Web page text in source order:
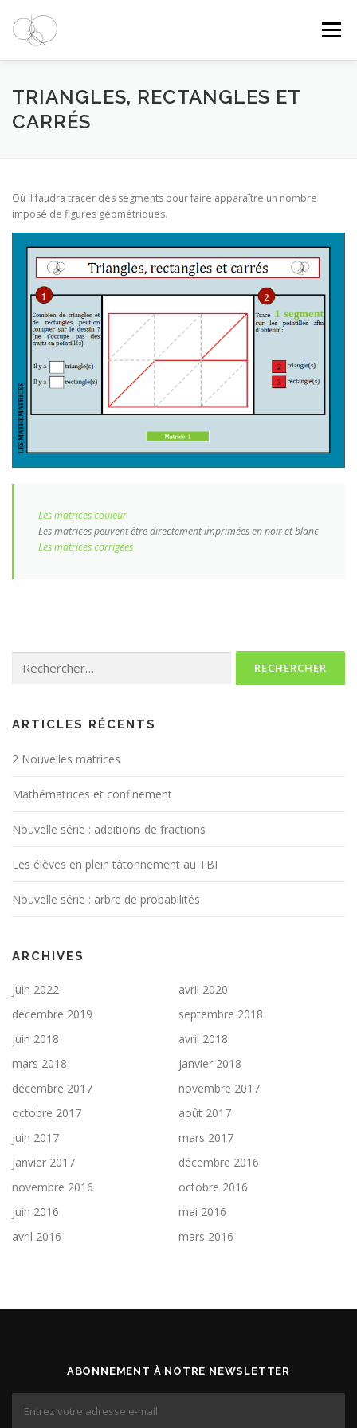
contenu
Menu
ACTUALITÉS CYCLES
CONTACT
TRIANGLES, RECTANGLES ET
CARRÉS
Où il faudra tracer des segments pour faire apparaître un nombre
imposé de figures géométriques.
Les matrices couleur
Les matrices peuvent être directement imprimées en noir et blanc
Les matrices corrigées
ARTICLES RÉCENTS
2 Nouvelles matrices
Mathématrices et confinement
Nouvelle série : additions de fractions
Les élèves en plein tâtonnement au TBI
Nouvelle série : arbre de probabilités
ARCHIVES
juin 2022
avril 2020
décembre 2019
septembre 2018
juin 2018
avril 2018
mars 2018
janvier 2018
décembre 2017
novembre 2017
octobre 2017
août 2017
juin 2017
mars 2017
janvier 2017
décembre 2016
novembre 2016
octobre 2016
juin 2016
mai 2016
avril 2016
mars 2016
ABONNEMENT À NOTRE NEWSLETTER